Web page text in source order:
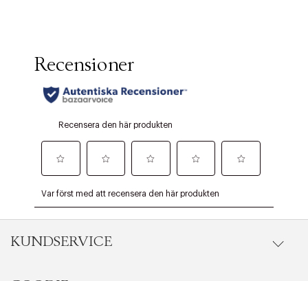
KUNDSERVICE